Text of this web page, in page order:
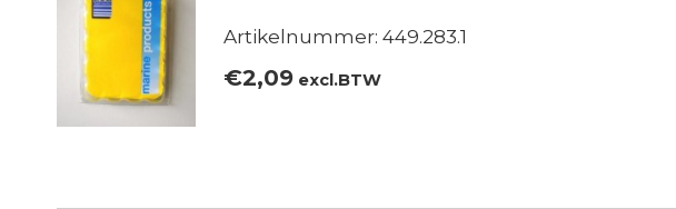
Artikelnummer: 449.283.1
€2,09excl.BTW